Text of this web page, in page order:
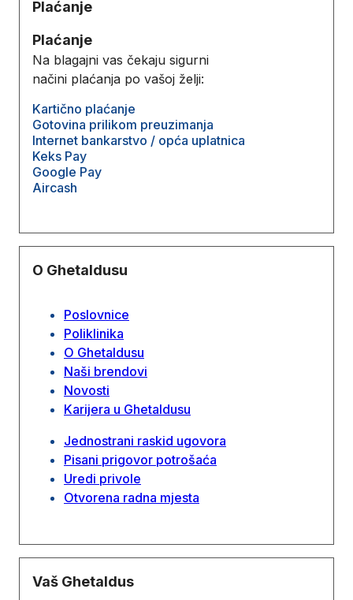
Plaćanje
Plaćanje
Na blagajni vas čekaju sigurni
načini plaćanja po vašoj želji:
Kartično plaćanje
Gotovina prilikom preuzimanja
Internet bankarstvo / opća uplatnica
Keks Pay
Google Pay
Aircash
O Ghetaldusu
Poslovnice
Poliklinika
O Ghetaldusu
Naši brendovi
Novosti
Karijera u Ghetaldusu
Jednostrani raskid ugovora
Pisani prigovor potrošaća
Uredi privole
Otvorena radna mjesta
Vaš Ghetaldus